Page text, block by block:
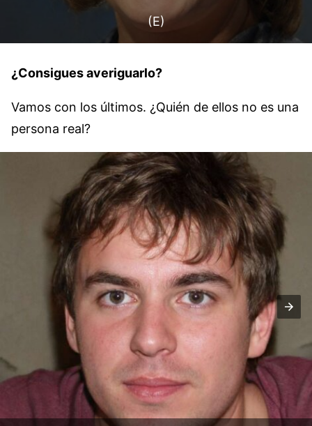
(E)
¿Consigues averiguarlo?
Vamos con los últimos. ¿Quién de ellos no es una
persona real?